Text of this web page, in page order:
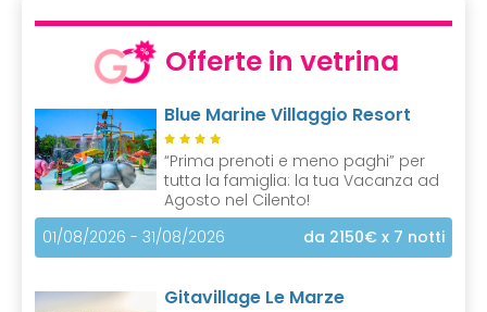
Offerte in vetrina
Blue Marine Villaggio Resort
“Prima prenoti e meno paghi” per
tutta la famiglia: la tua Vacanza ad
Agosto nel Cilento!
01/08/2026 - 31/08/2026
da 2150€ x 7 notti
Gitavillage Le Marze